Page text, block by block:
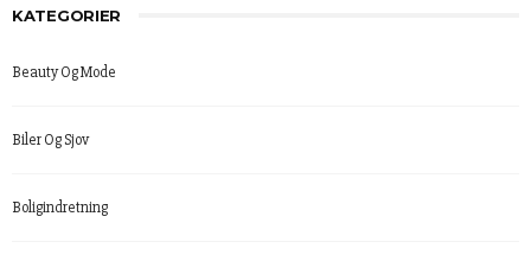
KATEGORIER
Beauty Og Mode
Biler Og Sjov
Boligindretning